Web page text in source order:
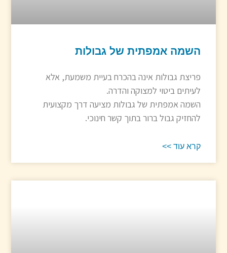
השמה אמפתית של גבולות
פריצת גבולות אינה בהכרח בעיית משמעת, אלא
לעיתים ביטוי למצוקה והדרה.
השמה אמפתית של גבולות מציעה דרך מקצועית
להחזיק גבול ברור בתוך קשר חינוכי.
קרא עוד >>